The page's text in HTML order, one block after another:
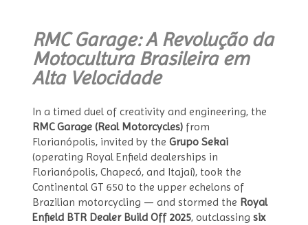
RMC Garage: A Revolução da
Motocultura Brasileira em
Alta Velocidade
In a timed duel of creativity and engineering, the
RMC Garage (Real Motorcycles) from
Florianópolis, invited by the Grupo Sekai
(operating Royal Enfield dealerships in
Florianópolis, Chapecó, and Itajaí), took the
Continental GT 650 to the upper echelons of
Brazilian motorcycling — and stormed the Royal
Enfield BTR Dealer Build Off 2025, outclassing six